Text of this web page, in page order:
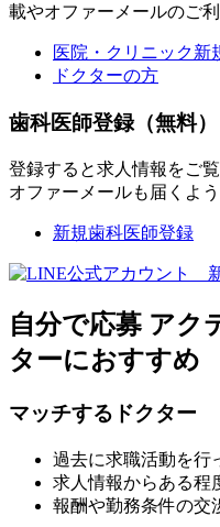
載やオファーメールのご
医院・クリニック新
ドクターの方
歯科医師登録（無料）
登録すると求人情報をご
オファーメールも届くよう
新規歯科医師登録
自分で応募 アク
ターにおすすめ
マッチするドクター
過去に求職活動を行
求人情報からある程
報酬や勤務条件の交